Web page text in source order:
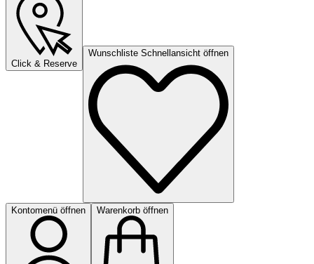
Click & Reserve
Wunschliste Schnellansicht öffnen
Kontomenü öffnen Warenkorb öffnen